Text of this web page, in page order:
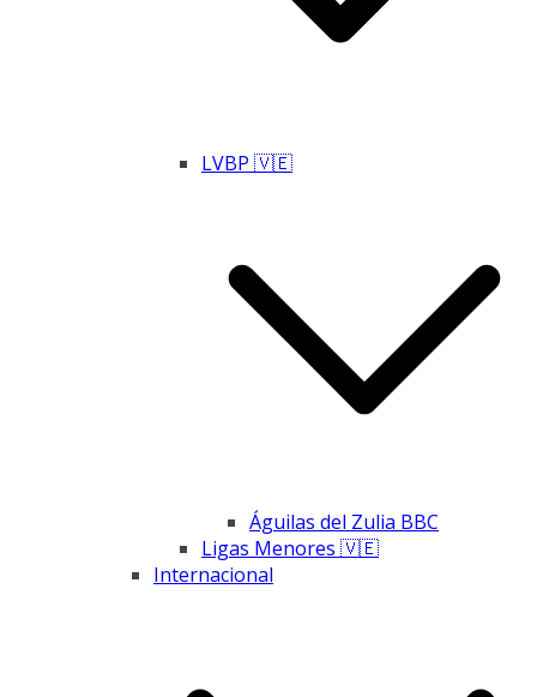
LVBP 🇻🇪
Águilas del Zulia BBC
Ligas Menores 🇻🇪
Internacional